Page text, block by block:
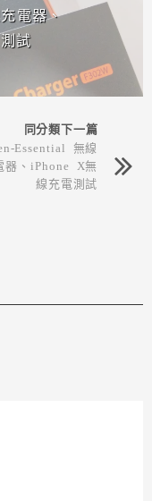
電器、
試
同分類下一篇
Essential 無線
器、iPhone X無
線充電測試